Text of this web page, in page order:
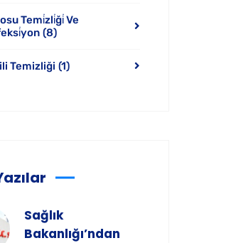
Temi̇zli̇ği̇ Ve
(8)
Temizliği (1)
Sağlık
Bakanlığı’ndan